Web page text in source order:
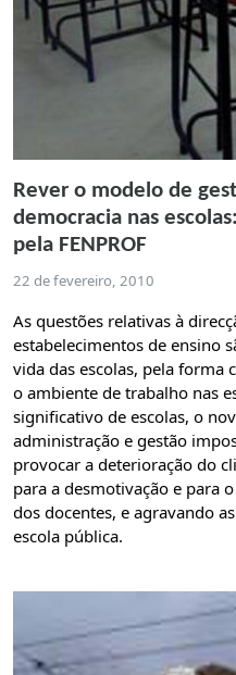
Rever o modelo de
democracia nas
pela FENPROF
22 de fevereiro, 2010
As questões relativas à
estabelecimentos de ensino
vida das escolas, pela forma
o ambiente de trabalho nas
significativo de escolas, o
administração e gestão
provocar a deterioração do
para a desmotivação e para
dos docentes, e agravando
escola pública.